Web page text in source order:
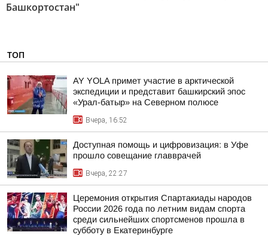
Башкортостан"
ТОП
AY YOLA примет участие в арктической
экспедиции и представит башкирский эпос
«Урал-батыр» на Северном полюсе
Вчера, 16:52
Доступная помощь и цифровизация: в Уфе
прошло совещание главврачей
Вчера, 22:27
Церемония открытия Спартакиады народов
России 2026 года по летним видам спорта
среди сильнейших спортсменов прошла в
субботу в Екатеринбурге